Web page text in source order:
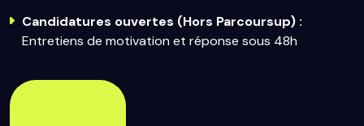
Candidatures ouvertes (Hors Parcoursup) :
Entretiens de motivation et réponse sous 48h